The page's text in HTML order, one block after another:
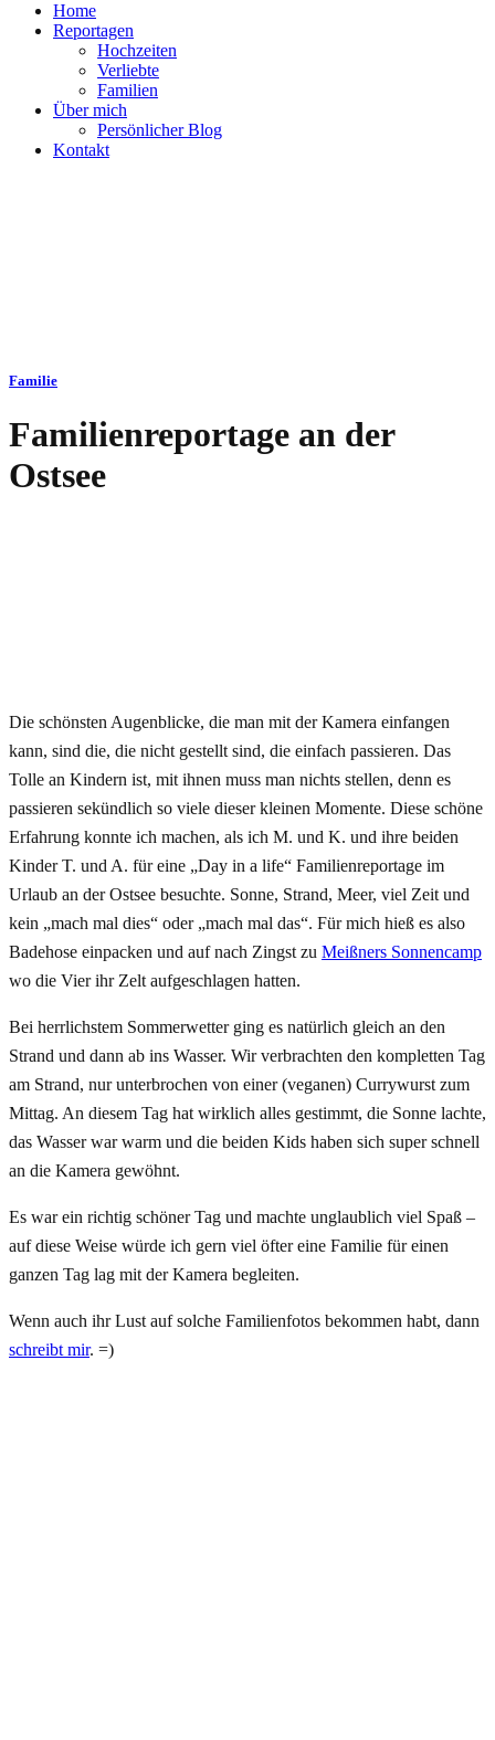
Home
Reportagen
Hochzeiten
Verliebte
Familien
Über mich
Persönlicher Blog
Kontakt
Familie
Familienreportage an der
Ostsee
Die schönsten Augenblicke, die man mit der Kamera einfangen
kann, sind die, die nicht gestellt sind, die einfach passieren. Das
Tolle an Kindern ist, mit ihnen muss man nichts stellen, denn es
passieren sekündlich so viele dieser kleinen Momente. Diese schöne
Erfahrung konnte ich machen, als ich M. und K. und ihre beiden
Kinder T. und A. für eine „Day in a life“ Familienreportage im
Urlaub an der Ostsee besuchte. Sonne, Strand, Meer, viel Zeit und
kein „mach mal dies“ oder „mach mal das“. Für mich hieß es also
Badehose einpacken und auf nach Zingst zu Meißners Sonnencamp
wo die Vier ihr Zelt aufgeschlagen hatten.
Bei herrlichstem Sommerwetter ging es natürlich gleich an den
Strand und dann ab ins Wasser. Wir verbrachten den kompletten Tag
am Strand, nur unterbrochen von einer (veganen) Currywurst zum
Mittag. An diesem Tag hat wirklich alles gestimmt, die Sonne lachte,
das Wasser war warm und die beiden Kids haben sich super schnell
an die Kamera gewöhnt.
Es war ein richtig schöner Tag und machte unglaublich viel Spaß –
auf diese Weise würde ich gern viel öfter eine Familie für einen
ganzen Tag lag mit der Kamera begleiten.
Wenn auch ihr Lust auf solche Familienfotos bekommen habt, dann
schreibt mir. =)